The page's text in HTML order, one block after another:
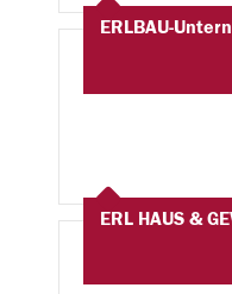
ERLBAU-
ERL HAUS &